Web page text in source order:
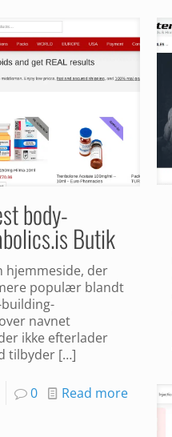
body-
Butik
hjemmeside, der
populær blandt
navnet
ikke efterlader
tilbyder […]
0 Read more